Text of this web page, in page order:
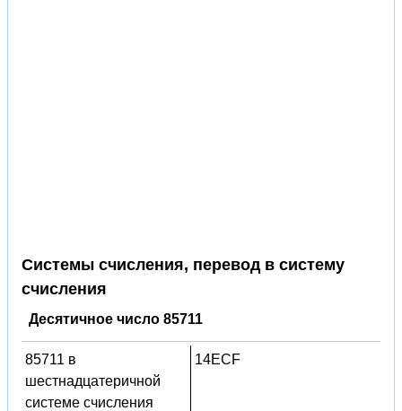
Системы счисления, перевод в систему
счисления
Десятичное число 85711
85711 в
шестнадцатеричной
системе счисления
14ECF